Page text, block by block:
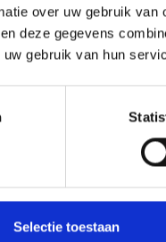
over uw gebruik
deze gegevens
gebruik van hun
Selectie toestaan